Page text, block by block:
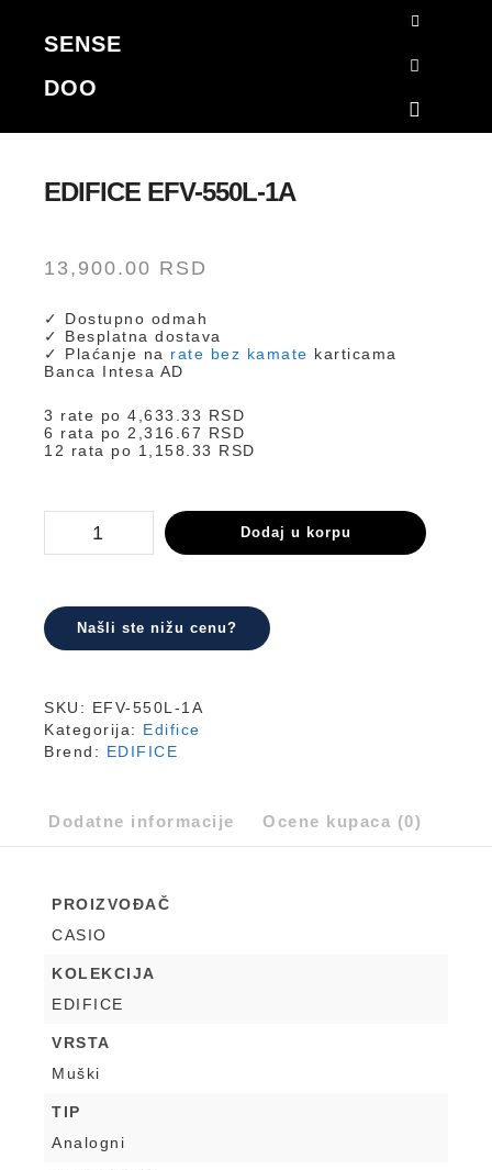
SENSE
DOO
Main
EDIFICE EFV-550L-1A
13,900.00 RSD
✓ Dostupno odmah
✓ Besplatna dostava
✓ Plaćanje na rate bez kamate karticama
Banca Intesa AD
3 rate po 4,633.33 RSD
6 rata po 2,316.67 RSD
12 rata po 1,158.33 RSD
1A
Dodaj u korpu
Našli ste nižu cenu?
SKU: EFV-550L-1A
Kategorija: Edifice
Brend: EDIFICE
Dodatne informacije Ocene kupaca (0)
PROIZVOĐAČ
CASIO
KOLEKCIJA
EDIFICE
VRSTA
Muški
TIP
Analogni